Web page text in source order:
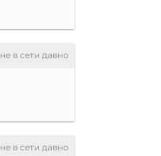
не в сети давно
не в сети давно